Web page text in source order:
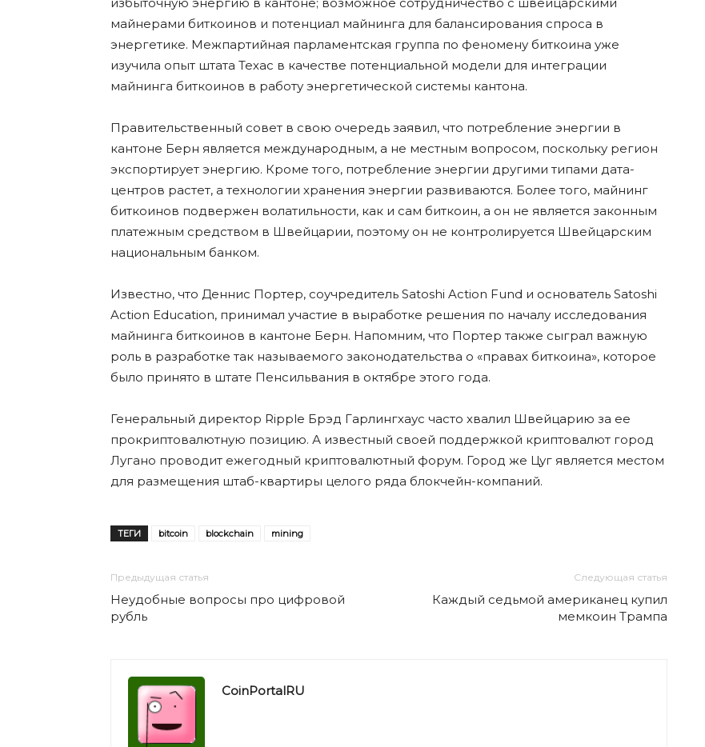
майнерами биткоинов и потенциал майнинга для балансирования спроса в
энергетике. Межпартийная парламентская группа по феномену биткоина уже
изучила опыт штата Техас в качестве потенциальной модели для интеграции
майнинга биткоинов в работу энергетической системы кантона.
Правительственный совет в свою очередь заявил, что потребление энергии в
кантоне Берн является международным, а не местным вопросом, поскольку регион
экспортирует энергию. Кроме того, потребление энергии другими типами дата-
центров растет, а технологии хранения энергии развиваются. Более того, майнинг
биткоинов подвержен волатильности, как и сам биткоин, а он не является законным
платежным средством в Швейцарии, поэтому он не контролируется Швейцарским
национальным банком.
Известно, что Деннис Портер, соучредитель Satoshi Action Fund и основатель Satoshi
Action Education, принимал участие в выработке решения по началу исследования
майнинга биткоинов в кантоне Берн. Напомним, что Портер также сыграл важную
роль в разработке так называемого законодательства о «правах биткоина», которое
было принято в штате Пенсильвания в октябре этого года.
Генеральный директор Ripple Брэд Гарлингхаус часто хвалил Швейцарию за ее
прокриптовалютную позицию. А известный своей поддержкой криптовалют город
Лугано проводит ежегодный криптовалютный форум. Город же Цуг является местом
для размещения штаб-квартиры целого ряда блокчейн-компаний.
ТЕГИ bitcoin blockchain mining
Предыдущая статья
Неудобные вопросы про цифровой
рубль
Следующая статья
Каждый седьмой американец купил
мемкоин Трампа
CoinPortalRU